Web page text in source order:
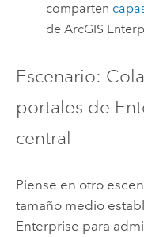
comparten
deArcGIS
Escenario:
portales de
central
Piense en otro
tamaño medio
Enterprise para